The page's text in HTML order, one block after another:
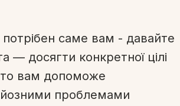
саме вам - давайте
досягти конкретної цілі
то вам допоможе
проблемами